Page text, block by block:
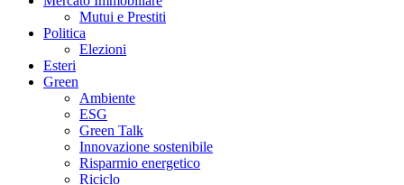
Mutui e Prestiti
Politica
Elezioni
Esteri
Green
Ambiente
ESG
Green Talk
Innovazione sostenibile
Risparmio energetico
Riciclo